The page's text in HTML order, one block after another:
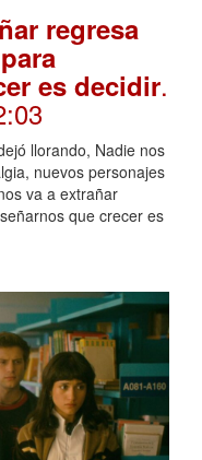
regresa
es decidir.
llorando, Nadie nos
nuevos personajes
va a extrañar
que crecer es